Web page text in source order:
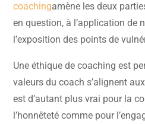
coachingamène les deux
en question, à l’application de
l’exposition des points de
Une éthique de coaching est
valeurs du coach s’alignent
est d’autant plus vrai pour la
l’honnêteté comme pour